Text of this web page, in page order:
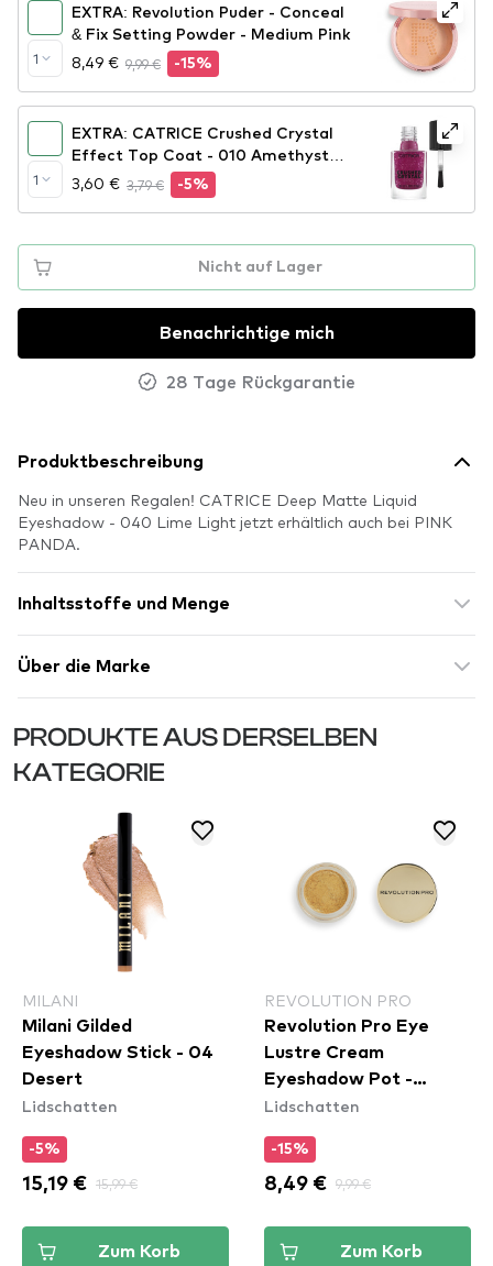
1
EXTRA: Revolution Puder - Conceal
& Fix Setting Powder - Medium Pink
8,49 € 9,99 € -15%
1
EXTRA: CATRICE Crushed Crystal
Effect Top Coat - 010 Amethyst
Aura
3,60 € 3,79 € -5%
Nicht auf Lager
Benachrichtige mich
28 Tage Rückgarantie
Produktbeschreibung
Neu in unseren Regalen! CATRICE Deep Matte Liquid
Eyeshadow - 040 Lime Light jetzt erhältlich auch bei PINK
PANDA.
Inhaltsstoffe und Menge
Über die Marke
PRODUKTE AUS DERSELBEN
KATEGORIE
MILANI
Milani Gilded
Eyeshadow Stick - 04
Desert
Lidschatten
-5%
15,19 € 15,99 €
Zum Korb
REVOLUTION PRO
Revolution Pro Eye
Lustre Cream
Eyeshadow Pot -
Duchesse
Lidschatten
-15%
8,49 € 9,99 €
Zum Korb